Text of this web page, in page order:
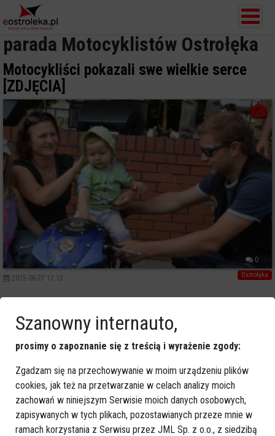
parada Motocyklistów Ostrołęka
Motocykliści pokazali swe wielkie serce
[ZDJĘCIA]
0
Ostrołęka
2015-06-27 17:12
Kategorie
Powiat ostrołecki
Sport
Balujemy
Region
Szanowny internauto,
prosimy o zapoznanie się z treścią i wyrażenie zgody:
Zgadzam się na przechowywanie w moim urządzeniu plików
cookies, jak też na przetwarzanie w celach analizy moich
zachowań w niniejszym Serwisie moich danych osobowych,
zapisywanych w tych plikach, pozostawianych przeze mnie w
ramach korzystania z Serwisu przez JML Sp. z o.o., z siedzibą